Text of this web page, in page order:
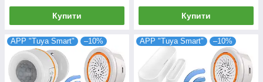
Купити Купити
APP "Tuya Smart" –10% APP "Tuya Smart" –10%